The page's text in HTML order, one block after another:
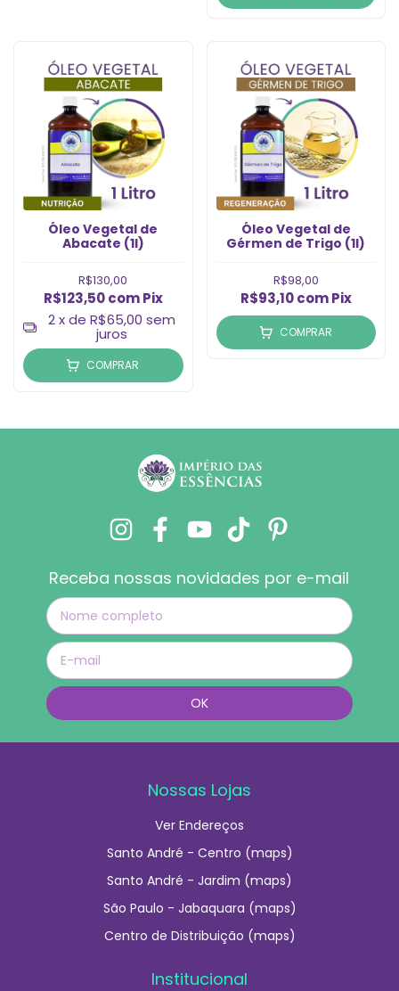
Óleo Vegetal de
Abacate (1l)
R$130,00
R$123,50com Pix
2 x de R$65,00 sem
juros
COMPRAR
Óleo Vegetal de
Gérmen de Trigo (1l)
R$98,00
R$93,10com Pix
COMPRAR
Receba nossas novidades por e-mail
Nossas Lojas
Ver Endereços
Santo André - Centro (maps)
Santo André - Jardim (maps)
São Paulo - Jabaquara (maps)
Centro de Distribuição (maps)
Institucional